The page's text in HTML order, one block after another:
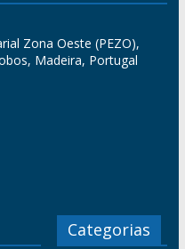
Zona Oeste (PEZO),
Madeira, Portugal
Categorias